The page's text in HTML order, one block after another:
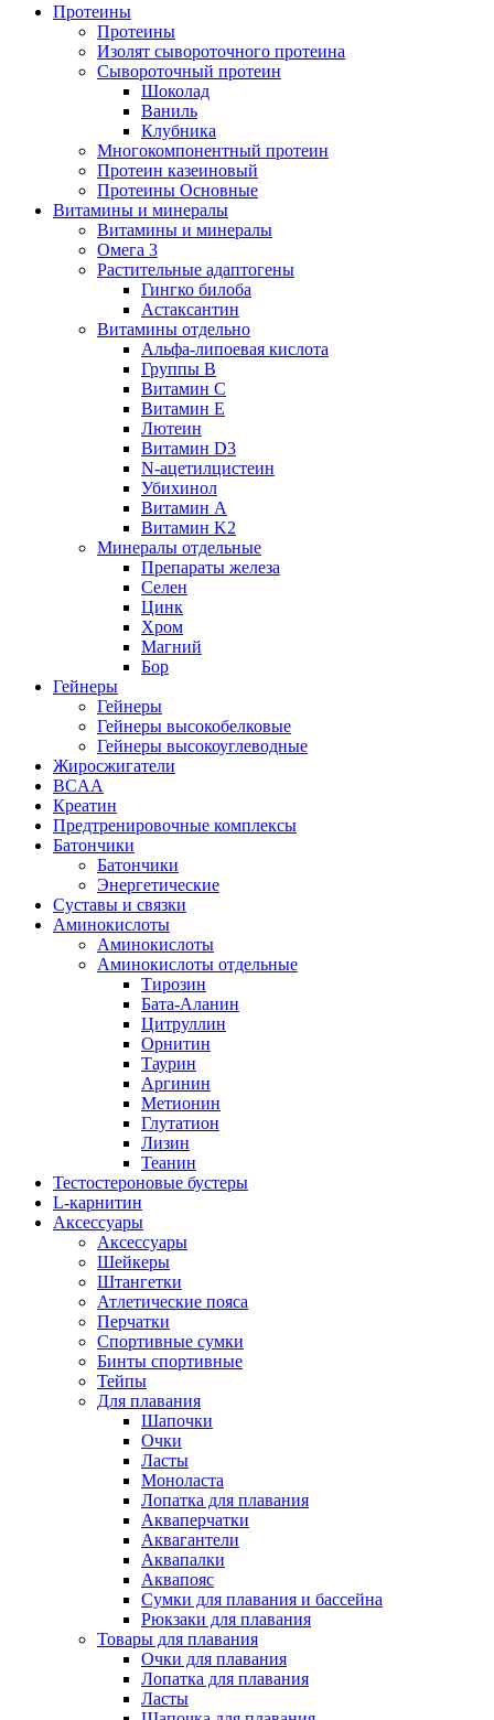
Протеины
Протеины
Изолят сывороточного протеина
Сывороточный протеин
Шоколад
Ваниль
Клубника
Многокомпонентный протеин
Протеин казеиновый
Протеины Основные
Витамины и минералы
Витамины и минералы
Омега 3
Растительные адаптогены
Гингко билоба
Астаксантин
Витамины отдельно
Альфа-липоевая кислота
Группы B
Витамин С
Витамин Е
Лютеин
Витамин D3
N-ацетилцистеин
Убихинол
Витамин А
Витамин K2
Минералы отдельные
Препараты железа
Селен
Цинк
Хром
Магний
Бор
Гейнеры
Гейнеры
Гейнеры высокобелковые
Гейнеры высокоуглеводные
Жиросжигатели
BCAA
Креатин
Предтренировочные комплексы
Батончики
Батончики
Энергетические
Суставы и связки
Аминокислоты
Аминокислоты
Аминокислоты отдельные
Тирозин
Бата-Аланин
Цитруллин
Орнитин
Таурин
Аргинин
Метионин
Глутатион
Лизин
Теанин
Тестостероновые бустеры
L-карнитин
Аксессуары
Аксессуары
Шейкеры
Штангетки
Атлетические пояса
Перчатки
Спортивные сумки
Бинты спортивные
Тейпы
Для плавания
Шапочки
Очки
Ласты
Моноласта
Лопатка для плавания
Акваперчатки
Аквагантели
Аквапалки
Аквапояс
Сумки для плавания и бассейна
Рюкзаки для плавания
Товары для плавания
Очки для плавания
Лопатка для плавания
Ласты